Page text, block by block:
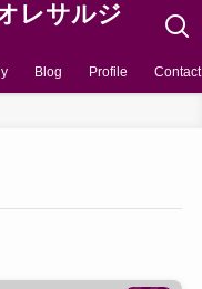
レサルジ
Blog Profile Contact